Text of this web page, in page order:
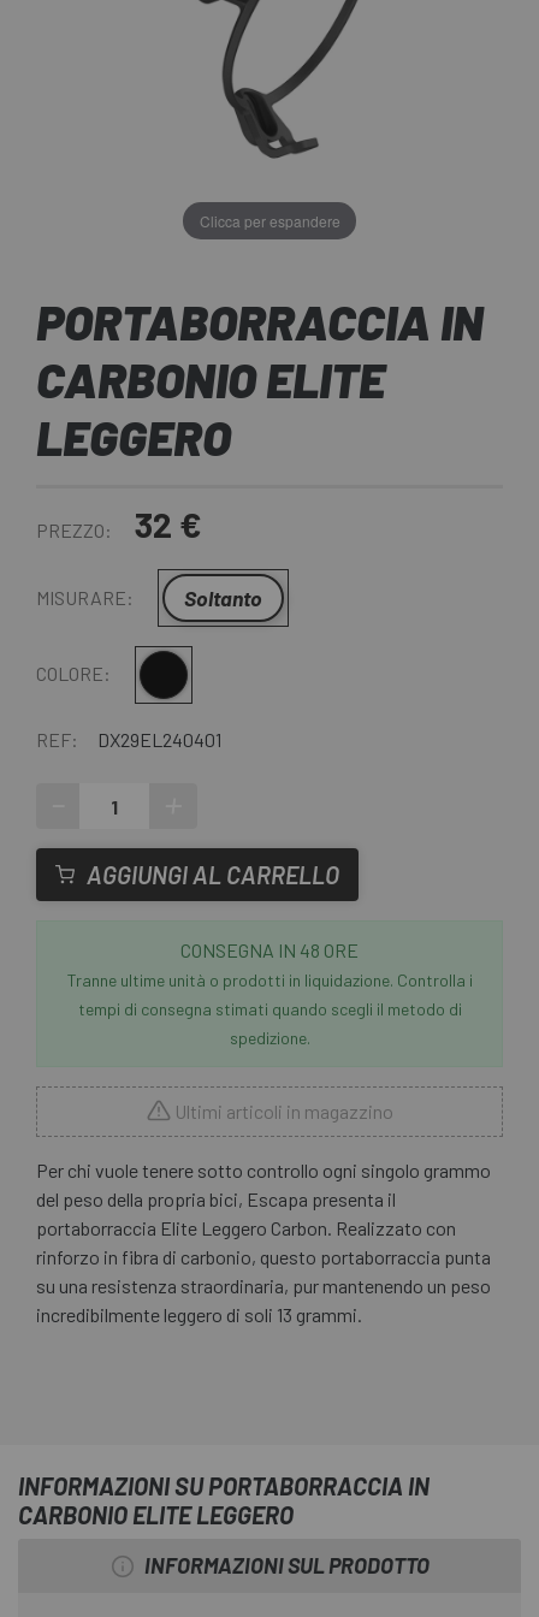
Clicca per espandere
PORTABORRACCIA IN
CARBONIO ELITE
LEGGERO
PREZZO: 32 €
MISURARE: Soltanto
COLORE: Nero
REF: DX29EL240401
AGGIUNGI AL CARRELLO
CONSEGNA IN 48 ORE
Tranne ultime unità o prodotti in liquidazione. Controlla i
tempi di consegna stimati quando scegli il metodo di
spedizione.
Ultimi articoli in magazzino
Per chi vuole tenere sotto controllo ogni singolo grammo
del peso della propria bici, Escapa presenta il
portaborraccia Elite Leggero Carbon. Realizzato con
rinforzo in fibra di carbonio, questo portaborraccia punta
su una resistenza straordinaria, pur mantenendo un peso
incredibilmente leggero di soli 13 grammi.
INFORMAZIONI SU PORTABORRACCIA IN
CARBONIO ELITE LEGGERO
INFORMAZIONI SUL PRODOTTO